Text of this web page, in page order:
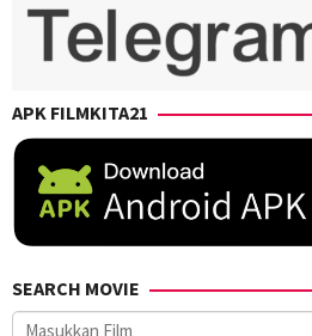
APK FILMKITA21
SEARCH MOVIE